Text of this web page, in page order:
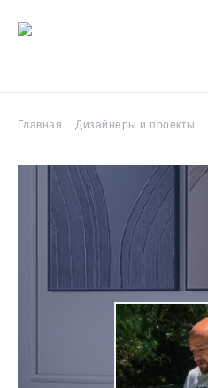
Главная Дизайнеры и проекты